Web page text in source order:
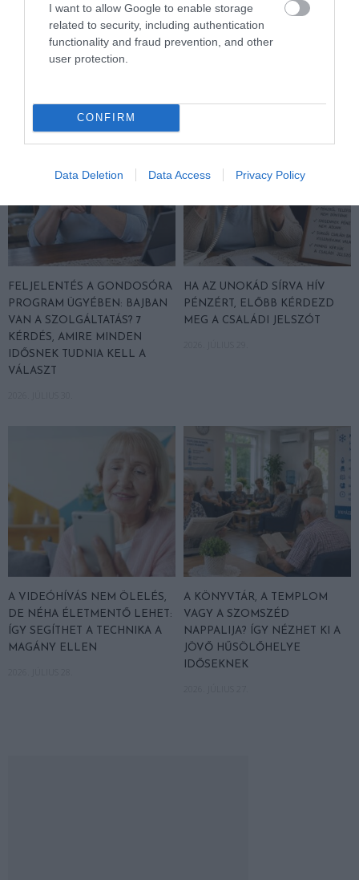
I want to allow Google to enable storage
related to security, including authentication
functionality and fraud prevention, and other
user protection.
CONFIRM
Data Deletion Data Access Privacy Policy
NEM TE VAGY BÉNA, CSAK AZ
APP HISZI MAGÁRÓL, HOGY
MINDENKI 23 ÉVES
INFORMATIKUS
MIT EGYÜNK, HA 70 FELETT IS
SZERETNÉNK ÖNÁLLÓAN
MENNI A PIACRA?
FELJELENTÉS A GONDOSÓRA
PROGRAM ÜGYÉBEN: BAJBAN
VAN A SZOLGÁLTATÁS? 7
KÉRDÉS, AMIRE MINDEN
IDŐSNEK TUDNIA KELL A
VÁLASZT
HA AZ UNOKÁD SÍRVA HÍV
PÉNZÉRT, ELŐBB KÉRDEZD
MEG A CSALÁDI JELSZÓT
A VIDEÓHÍVÁS NEM ÖLELÉS,
DE NÉHA ÉLETMENTŐ LEHET:
ÍGY SEGÍTHET A TECHNIKA A
MAGÁNY ELLEN
A KÖNYVTÁR, A TEMPLOM
VAGY A SZOMSZÉD
NAPPALIJA? ÍGY NÉZHET KI A
JÖVŐ HŰSÖLŐHELYE
IDŐSEKNEK